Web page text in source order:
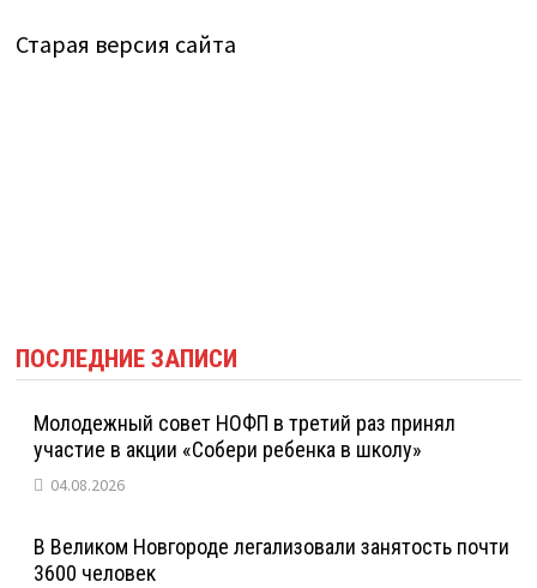
Старая версия сайта
ПОСЛЕДНИЕ ЗАПИСИ
Молодежный совет НОФП в третий раз принял
участие в акции «Собери ребенка в школу»
04.08.2026
В Великом Новгороде легализовали занятость почти
3600 человек